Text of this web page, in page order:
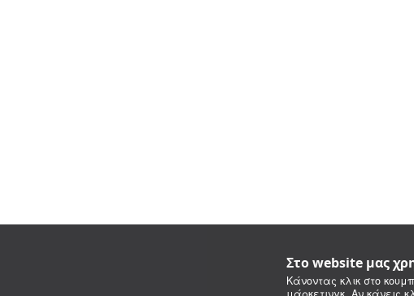
Στο website μας
Κάνοντας κλικ στο